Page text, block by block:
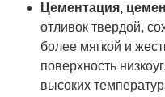
Цементация,
отливок твердой,
более мягкой и
поверхность
высоких